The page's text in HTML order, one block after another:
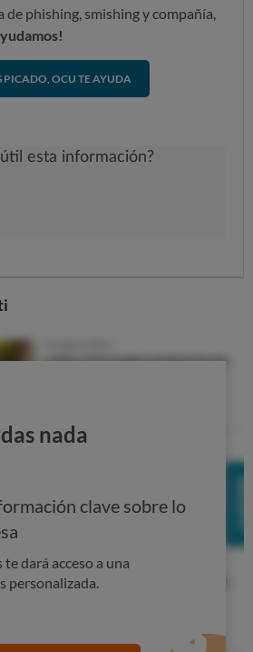
de phishing, smishing y compañía,
PICADO, OCU TE AYUDA
nada
clave sobre lo
dará acceso a una
personalizada.